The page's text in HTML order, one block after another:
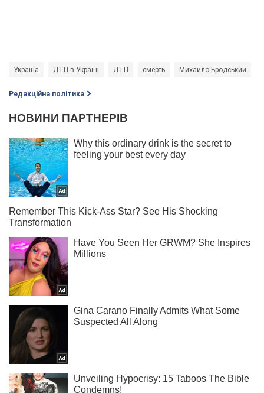
Україна ДТП в Україні ДТП смерть Михайло Бродський
Редакційна політика